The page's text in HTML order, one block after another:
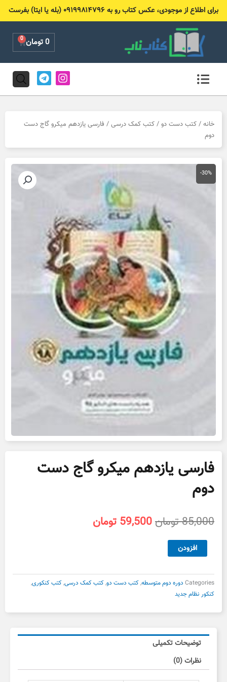
برای اطلاع از موجودی، عکس کتاب رو به ۰۹۱۹۹۸۱۴۷۹۶ (بله یا ایتا) بفرست
0تومان 0
Cart
I
n
s
g
a
T
e
l
r
m
خانه / کتب دست دو / کتب کمک درسی / فارسی یازدهم میکرو گاج دست
دوم
-30%
فارسی یازدهم میکرو گاج دست
دوم
85,000تومانقیمت
59,500 تومان
یازدهم
گاج
دست
دوم
عدد
افزودن
Categories دوره دوم متوسطه,کتب دست دو,کتب کمک درسی,کتب کنکوری,
کنکور نظام جدید
توضیحات تکمیلی
نظرات (0)